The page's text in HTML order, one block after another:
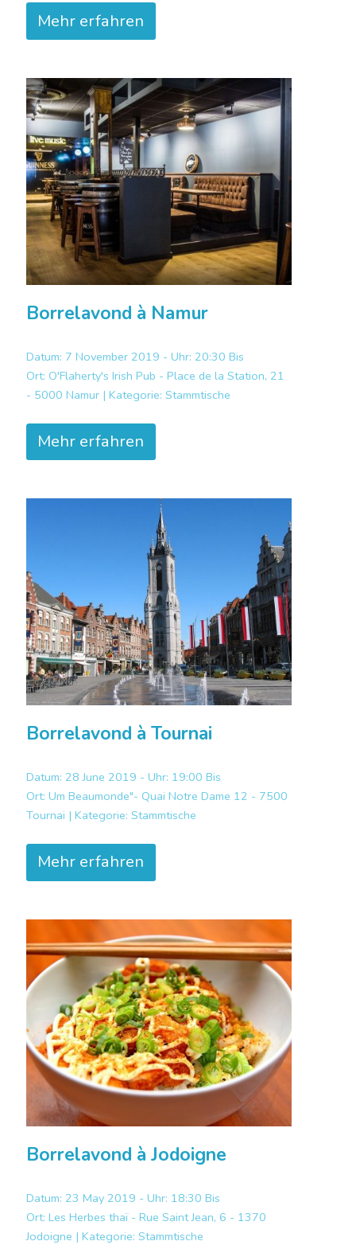
Mehr erfahren
Borrelavond à Namur
Datum: 7 November 2019 - Uhr: 20:30 Bis
Ort: O'Flaherty's Irish Pub - Place de la Station, 21
- 5000 Namur | Kategorie: Stammtische
Mehr erfahren
Borrelavond à Tournai
Datum: 28 June 2019 - Uhr: 19:00 Bis
Ort: Um Beaumonde"- Quai Notre Dame 12 - 7500
Tournai | Kategorie: Stammtische
Mehr erfahren
Borrelavond à Jodoigne
Datum: 23 May 2019 - Uhr: 18:30 Bis
Ort: Les Herbes thaï - Rue Saint Jean, 6 - 1370
Jodoigne | Kategorie: Stammtische